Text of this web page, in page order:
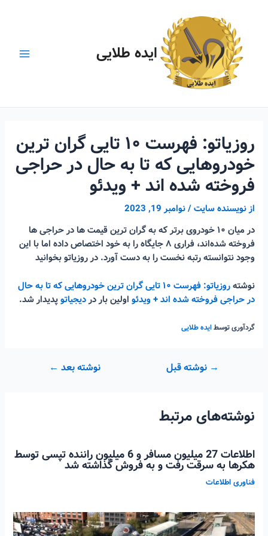
ایده طلایی
روزیاتو: فهرست ۱۰ تایی گران ترین
خودروهایی که تا به حال در حراجی
فروخته شده اند + ویدئو
ازنویسنده سایت/نوامبر 19, 2023
در میان ۱۰ خودروی برتر که به گران ترین قیمت ها در حراجی ها
فروخته شده‌اند، فراری ۸ جایگاه را به خود اختصاص داده اما با این
وجود نتوانسته رتبه نخست را به دست آورد. در روزیاتو بخوانید
نوشته
روزیاتو: فهرست ۱۰ تایی گران ترین خودروهایی که تا به حال
در حراجی فروخته شده اند + ویدئو اولین بار دردیجیاتوپدیدار شد.
گردآوری توسطایده طلایی
راهبری
→ نوشته قبل نوشته بعد ←
نوشته‌های مرتبط
اطلاعات 27 میلیون مسافر و 6 میلیون راننده تپسی توسط
هکرها به سرقت رفت و به فروش گذاشته شد
فناوری اطلاعات